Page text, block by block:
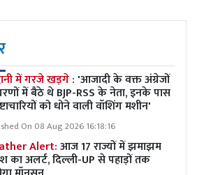
में गरजे खड़गे : 'आजादी के वक्त अंग्रेजों
में बैठे थे BJP-RSS के नेता, इनके पास
को धोने वाली वॉशिंग मशीन'
On 08 Aug 2026 16:18:16
Alert:आज 17 राज्यों में झमाझम
का अलर्ट, दिल्ली-UP से पहाड़ों तक